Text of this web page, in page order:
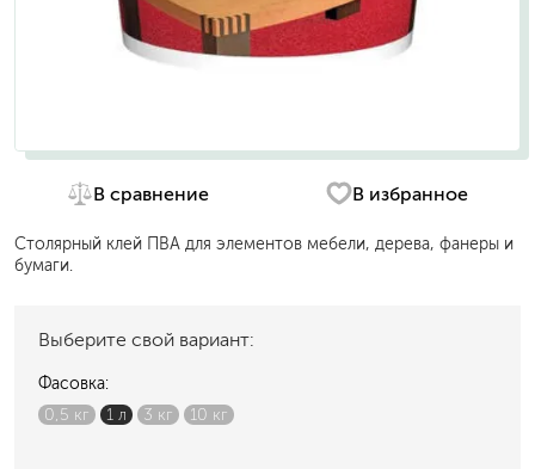
В сравнение В избранное
Столярный клей ПВА для элементов мебели, дерева, фанеры и
бумаги.
Выберите свой вариант:
Фасовка:
0,5 кг
1 л 3 кг 10 кг